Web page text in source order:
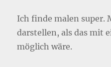
Ich finde malen super.
darstellen, als das mit
möglich wäre.